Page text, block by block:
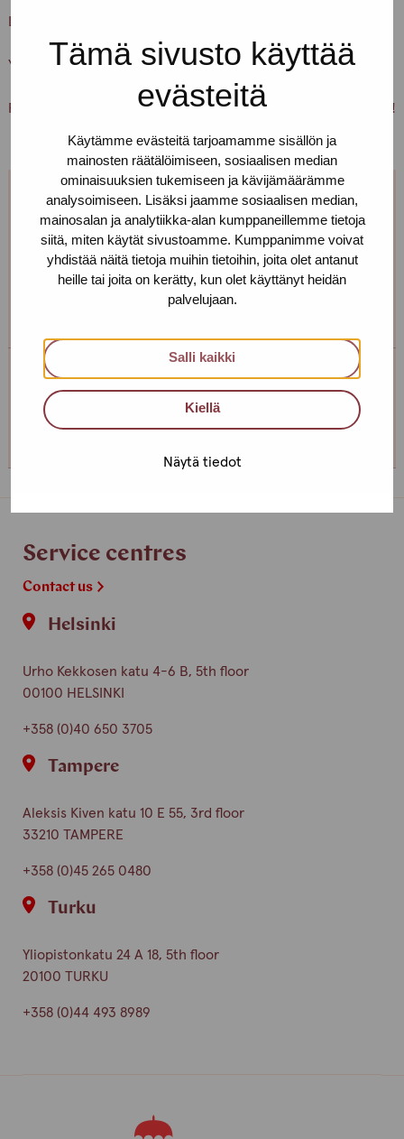
Tämä sivusto käyttää
evästeitä
Käytämme evästeitä tarjoamamme sisällön ja
mainosten räätälöimiseen, sosiaalisen median
ominaisuuksien tukemiseen ja kävijämäärämme
analysoimiseen. Lisäksi jaamme sosiaalisen median,
mainosalan ja analytiikka-alan kumppaneillemme tietoja
siitä, miten käytät sivustoamme. Kumppanimme voivat
yhdistää näitä tietoja muihin tietoihin, joita olet antanut
heille tai joita on kerätty, kun olet käyttänyt heidän
palvelujaan.
Salli kaikki
Kiellä
Näytä tiedot
You are warmly welcome, Pro-tukipiste staff
PS. You can also just pick up condoms and lubricants for free!
We are open every weekday.
If you want to make an appointment, you can just call
or text us! We can also meet somewhere else, if you
can’t come to the office!
Service centre Helsinki
+358 (0)40 650 3705
Service centres
Contact us
Helsinki
Urho Kekkosen katu 4-6 B, 5th floor
00100 HELSINKI
+358 (0)40 650 3705
Tampere
Aleksis Kiven katu 10 E 55, 3rd floor
33210 TAMPERE
+358 (0)45 265 0480
Turku
Yliopistonkatu 24 A 18, 5th floor
20100 TURKU
+358 (0)44 493 8989